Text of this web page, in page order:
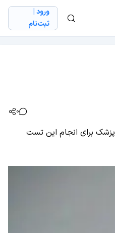
ورود |
ثبت‌نام
0
به رفتن نزد پزشک برای انجام این تست